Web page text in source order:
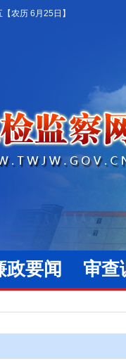
【农历 6月25日】
政要闻 审查